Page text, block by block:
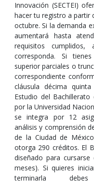
Innovación (SECTEI)
hacer tu registro a partir
octubre. Si la demanda
aumentará hasta
requisitos cumplidos,
corresponda. Si
superior parciales o
correspondiente
cláusula décima
Estudio del Bachillerato
por la Universidad
se integra por 12
análisis y comprensión
de la Ciudad de
otorga 290 créditos. El
diseñado para
meses). Si quieres
terminarla